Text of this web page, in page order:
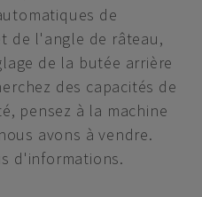
de
de l'angle de râteau,
de la butée arrière
des capacités de
pensez à la machine
avons à vendre.
d'informations.